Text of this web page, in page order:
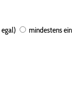
mindestens